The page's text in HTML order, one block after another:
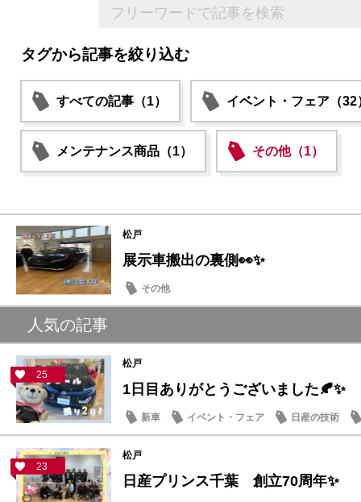
タグから記事を絞り込む
すべての記事（1） イベント・フェア（32
メンテナンス商品（1） その他（1）
松戸
展示車搬出の裏側👀✨
その他
人気の記事
25
松戸
1日目ありがとうございました🍂✨
新車 イベント・フェア 日産の技術
23
松戸
日産プリンス千葉 創立70周年✨